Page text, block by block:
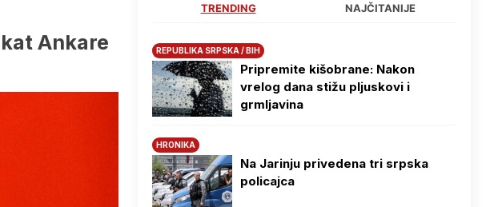
Ankare
TRENDING NAJČITANIJE
REPUBLIKA SRPSKA / BIH
Pripremite kišobrane: Nakon
vrelog dana stižu pljuskovi i
grmljavina
HRONIKA
Na Јarinju privedena tri srpska
policajca